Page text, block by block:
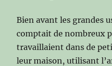
Bien avant les grandes
comptait de nombreux
travaillaient dans de
leur maison, utilisant